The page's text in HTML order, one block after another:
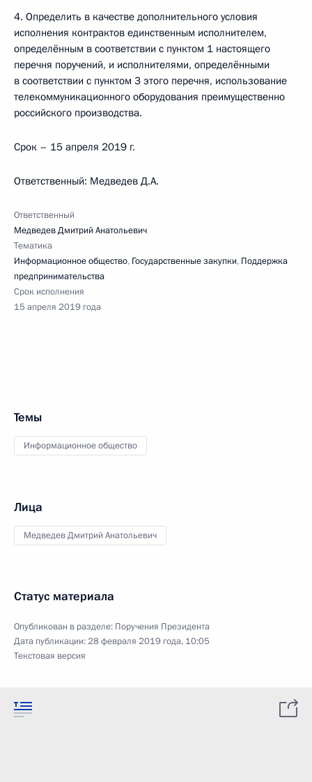
4. Определить в качестве дополнительного условия
исполнения контрактов единственным исполнителем,
определённым в соответствии с пунктом 1 настоящего
перечня поручений, и исполнителями, определёнными
в соответствии с пунктом 3 этого перечня, использование
телекоммуникационного оборудования преимущественно
российского производства.
Срок – 15 апреля 2019 г.
Ответственный: Медведев Д.А.
Ответственный
Медведев Дмитрий Анатольевич
Тематика
Информационное общество, Государственные закупки, Поддержка
предпринимательства
Срок исполнения
15 апреля 2019 года
Темы
Информационное общество
Лица
Медведев Дмитрий Анатольевич
Статус материала
Опубликован в разделе: Поручения Президента
Дата публикации:28 февраля 2019 года, 10:05
Текстовая версия